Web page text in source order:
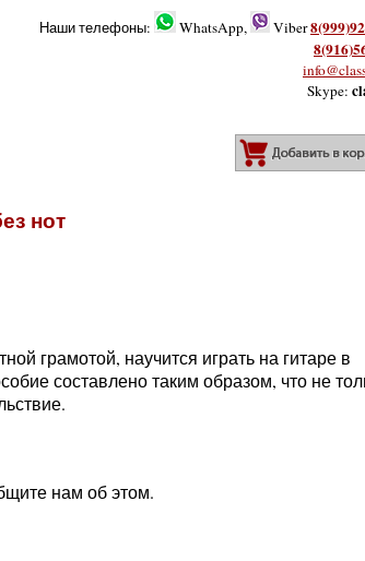
Наши телефоны: WhatsApp, Viber
Skype:
нот
грамотой, научится играть на гитаре в
составлено таким образом, что не
нам об этом.